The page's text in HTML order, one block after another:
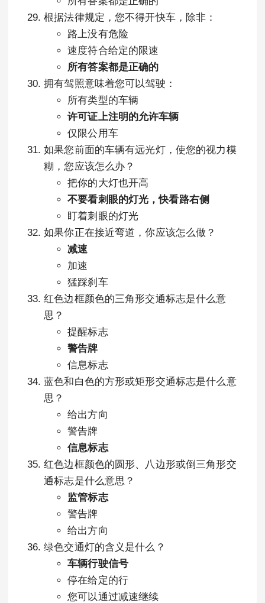
根据法律规定，您不得开快车，除非：
路上没有危险
速度符合给定的限速
所有答案都是正确的
拥有驾照意味着您可以驾驶：
所有类型的车辆
许可证上注明的允许车辆
仅限公用车
如果您前面的车辆有远光灯，使您的视力模
糊，您应该怎么办？
把你的大灯也开高
不要看刺眼的灯光，快看路右侧
盯着刺眼的灯光
如果你正在接近弯道，你应该怎么做？
减速
加速
猛踩刹车
红色边框颜色的三角形交通标志是什么意
思？
提醒标志
警告牌
信息标志
蓝色和白色的方形或矩形交通标志是什么意
思？
给出方向
警告牌
信息标志
红色边框颜色的圆形、八边形或倒三角形交
通标志是什么意思？
监管标志
警告牌
给出方向
绿色交通灯的含义是什么？
车辆行驶信号
停在给定的行
您可以通过减速继续